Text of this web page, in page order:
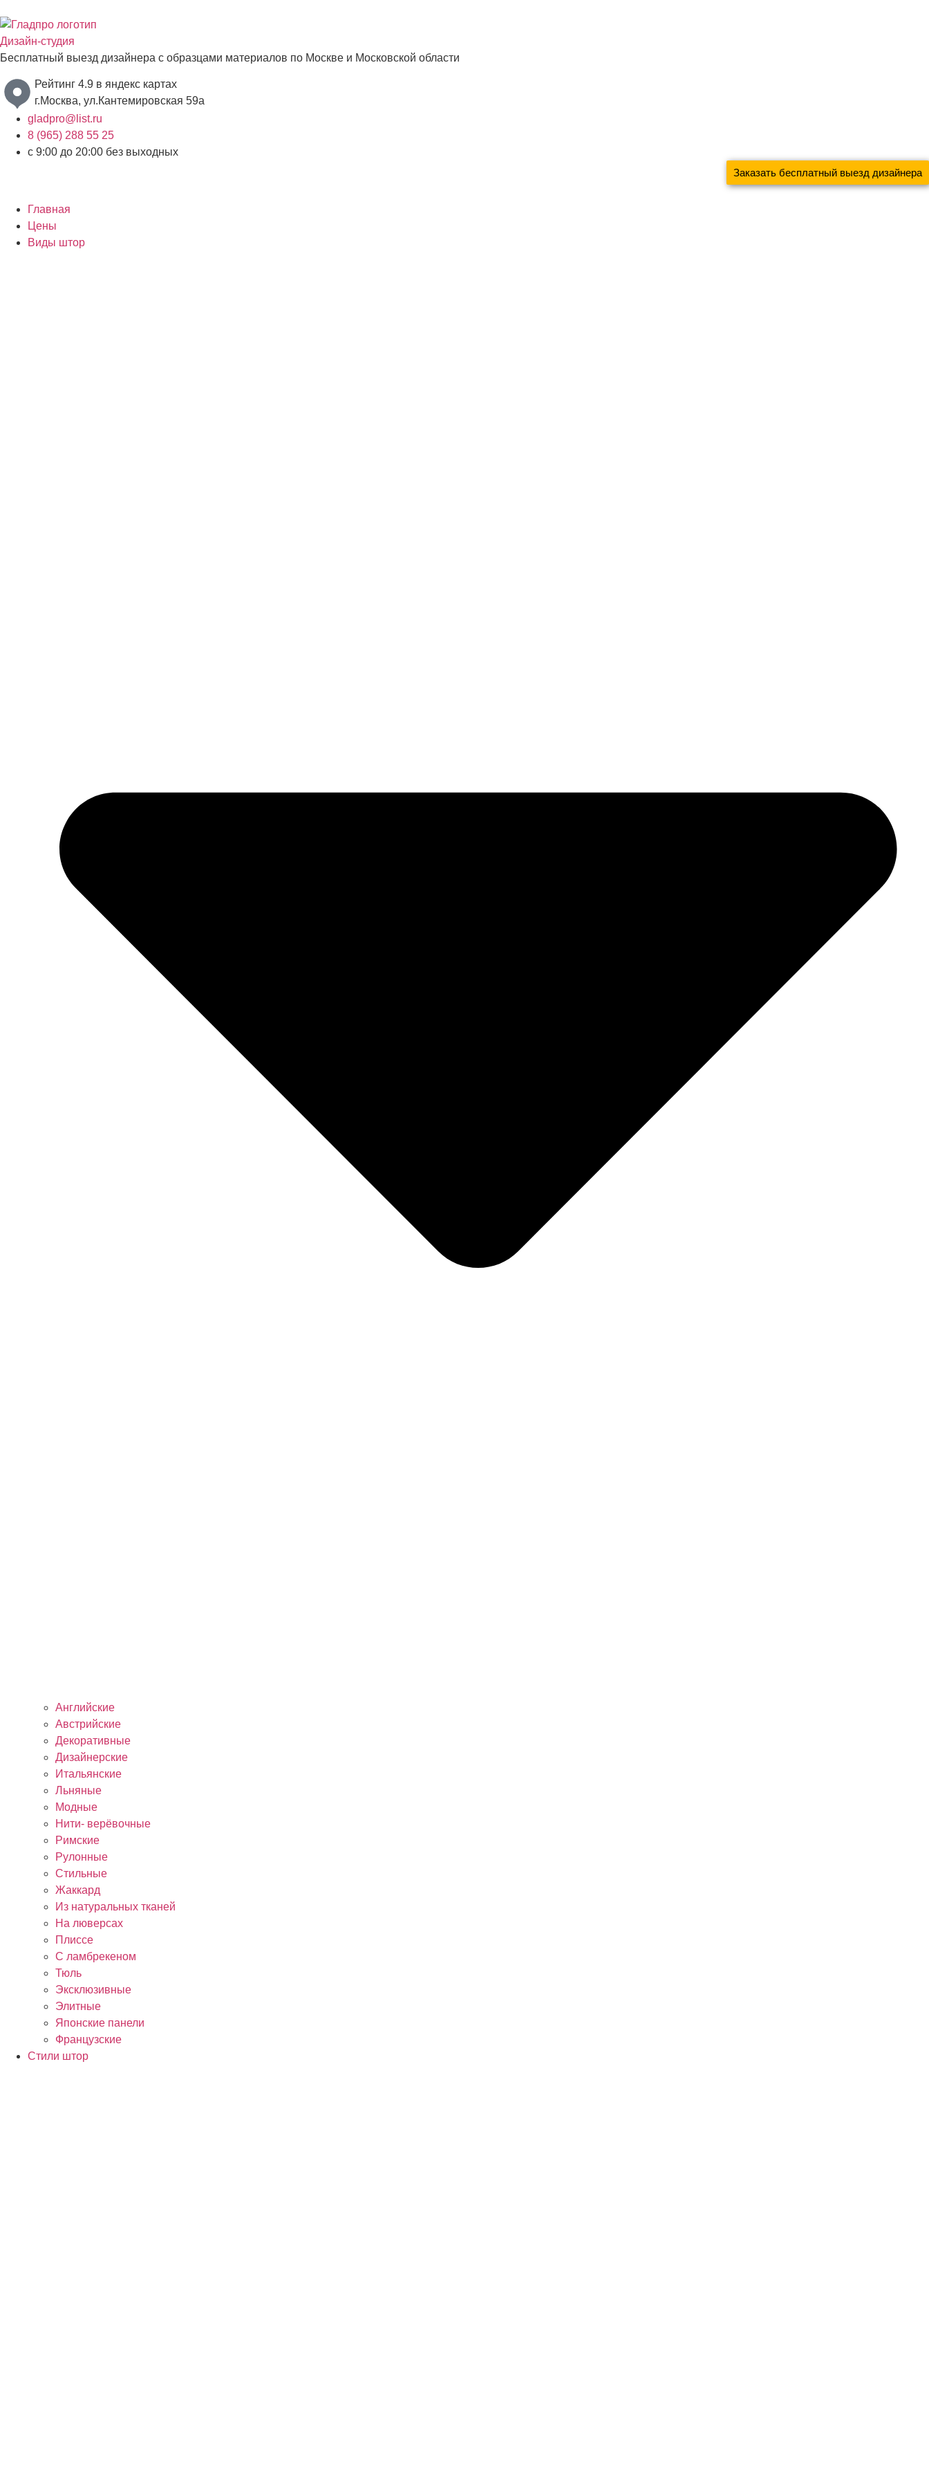
Дизайн-студия
Бесплатный выезд дизайнера с образцами материалов по Москве и Московской области
Рейтинг 4.9 в яндекс картах
г.Москва, ул.Кантемировская 59а
gladpro@list.ru
8 (965) 288 55 25
с 9:00 до 20:00 без выходных
Заказать бесплатный выезд дизайнера
Главная
Цены
Виды штор
Английские
Австрийские
Декоративные
Дизайнерские
Итальянские
Льняные
Модные
Нити- верёвочные
Римские
Рулонные
Стильные
Жаккард
Из натуральных тканей
На люверсах
Плиссе
С ламбрекеном
Тюль
Эксклюзивные
Элитные
Японские панели
Французские
Стили штор